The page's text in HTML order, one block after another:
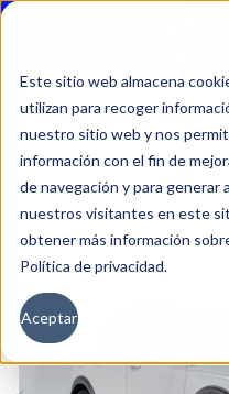
Este sitio web almacena
utilizan para recoger
nuestro sitio web y nos
información con el fin de
de navegación y para generar
nuestros visitantes en este
obtener más información
Política de privacidad.
Aceptar
Inicio Autos